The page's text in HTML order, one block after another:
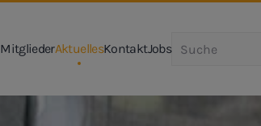
MitgliederAktuellesKontaktJobs